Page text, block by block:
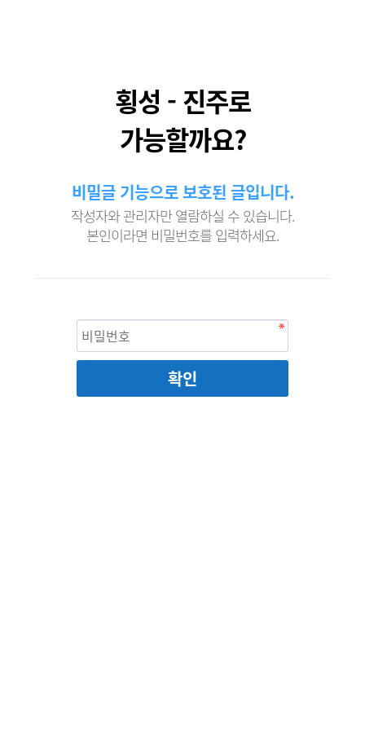
횡성 - 진주로
가능할까요?
비밀글 기능으로 보호된 글입니다.
작성자와 관리자만 열람하실 수 있습니다.
본인이라면 비밀번호를 입력하세요.